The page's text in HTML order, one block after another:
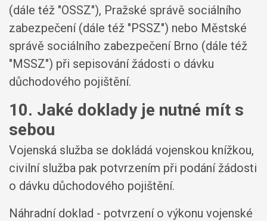
(dále též "OSSZ"), Pražské správě sociálního
zabezpečení (dále též "PSSZ") nebo Městské
správě sociálního zabezpečení Brno (dále též
"MSSZ") při sepisování žádosti o dávku
důchodového pojištění.
10. Jaké doklady je nutné mít s
sebou
Vojenská služba se dokládá vojenskou knížkou,
civilní služba pak potvrzením při podání žádosti
o dávku důchodového pojištění.
Náhradní doklad - potvrzení o výkonu vojenské